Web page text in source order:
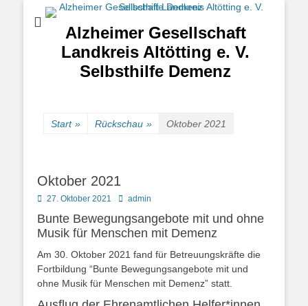
Alzheimer Gesellschaft
Landkreis Altötting e. V.
Selbsthilfe Demenz
Start » Rückschau » Oktober 2021
Oktober 2021
Posted
27. Oktober 2021 Autoradmin
Bunte Bewegungsangebote mit und ohne
Musik für Menschen mit Demenz
Am 30. Oktober 2021 fand für Betreuungskräfte die
Fortbildung “Bunte Bewegungsangebote mit und
ohne Musik für Menschen mit Demenz” statt.